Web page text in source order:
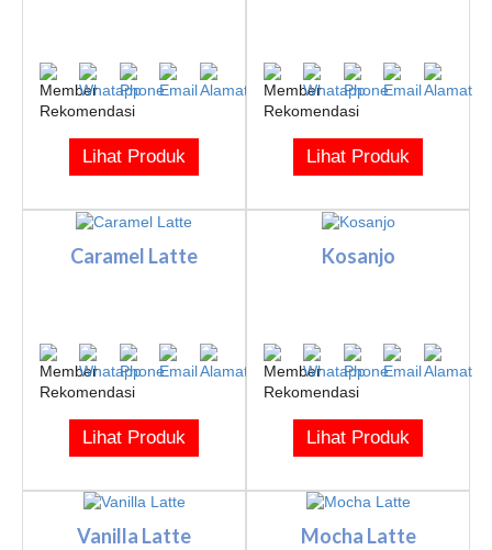
Lihat Produk Lihat Produk
Caramel Latte
Lihat Produk
Kosanjo
Lihat Produk
Vanilla Latte Mocha Latte